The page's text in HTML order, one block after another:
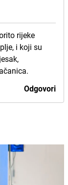
rijeke
i koji su
Odgovori